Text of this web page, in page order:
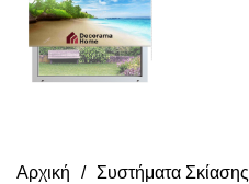
Αρχική Συστήματα Σκίασης